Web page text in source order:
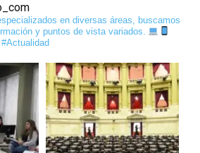
en diversas áreas, buscamos
y puntos de vista variados.